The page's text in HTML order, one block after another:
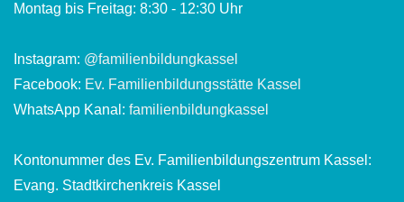
Montag bis Freitag: 8:30 - 12:30 Uhr
Instagram: @familienbildungkassel
Facebook: Ev. Familienbildungsstätte Kassel
WhatsApp Kanal: familienbildungkassel
Kontonummer des Ev. Familienbildungszentrum Kassel:
Evang. Stadtkirchenkreis Kassel